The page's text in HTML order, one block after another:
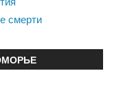
смерти